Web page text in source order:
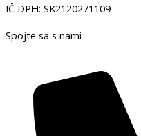
IČ DPH: SK2120271109
Spojte sa s nami